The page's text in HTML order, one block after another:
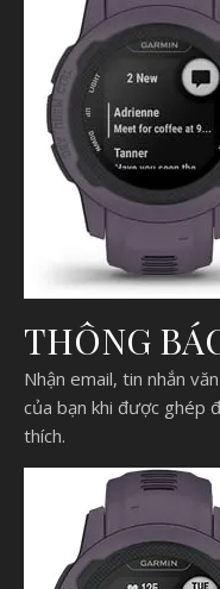
THÔNG
Nhận email, tin nhắn
của bạn khi được ghép
thích.